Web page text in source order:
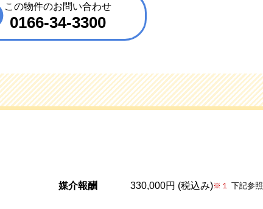
この物件のお問い合わせ
0166-34-3300
媒介報酬 330,000円 (税込み)※１ 下記参照